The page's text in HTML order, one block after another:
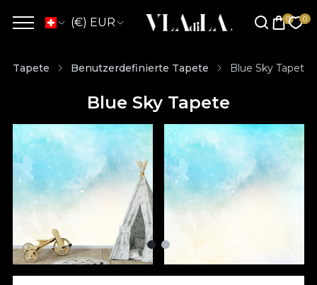
(€) EUR
Tapete Benutzerdefinierte Tapete Blue Sky Tapete
Blue Sky Tapete